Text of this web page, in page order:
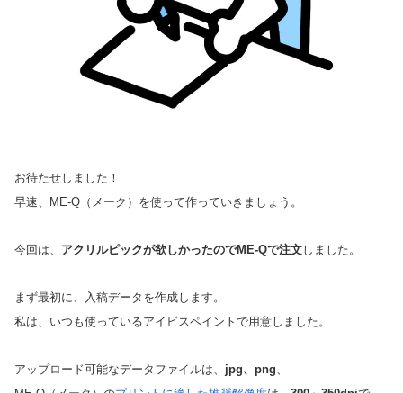
お待たせしました！
早速、ME-Q（メーク）を使って作っていきましょう。
今回は、 アクリルピックが欲しかったのでME-Qで注文しました。
まず最初に、入稿データを作成します。
私は、いつも使っているアイビスペイントで用意しました。
アップロード可能なデータファイルは、 jpg、png、